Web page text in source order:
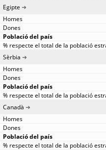
Egipte
Sèrbia
Canadà